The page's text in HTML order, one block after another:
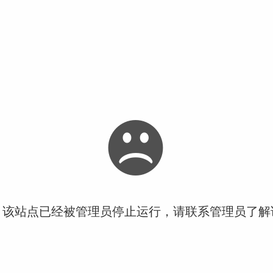
站点已经被管理员停止运行，请联系管理员了